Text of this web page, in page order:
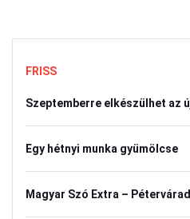
FRISS
Szeptemberre elkészülhet az
Egy hétnyi munka gyümölcse
Magyar Szó Extra –